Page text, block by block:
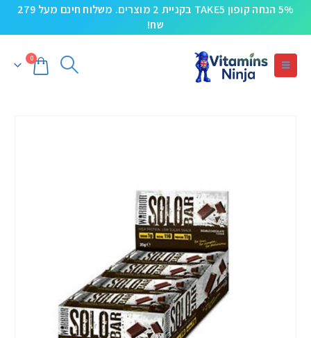
5% הנחה קופון TAKE5 בקניית 2 מוצרים. משלוח חינם מעל 279
שח!
0